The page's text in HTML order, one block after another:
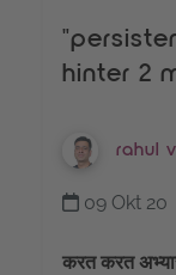
hinter 2
rahul
09 Okt 20
करत करत